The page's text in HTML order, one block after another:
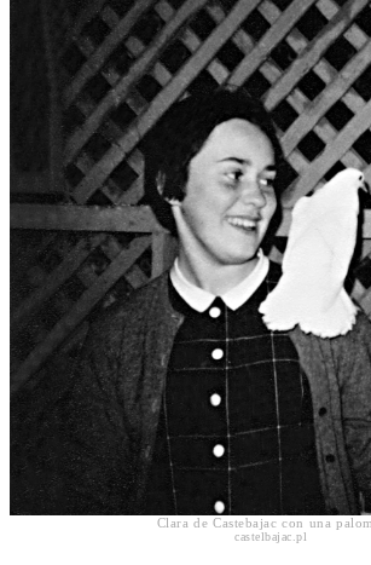
Clara de Castebajac con una
castelbajac.pl